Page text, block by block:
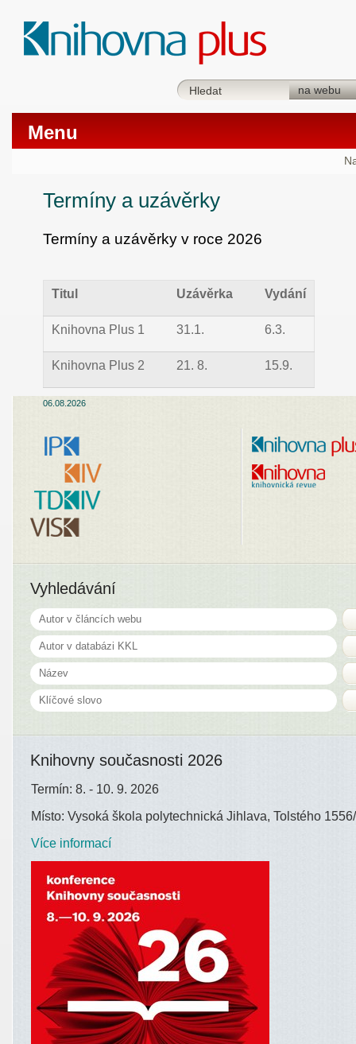
Menu
Termíny a uzávěrky
Termíny a uzávěrky v roce 2026
Titul Uzávěrka Vydání
Knihovna Plus 1 31.1. 6.3.
Knihovna Plus 2 21. 8. 15.9.
06.08.2026
Vyhledávání
Knihovny současnosti 2026
Termín: 8. - 10. 9. 2026
Místo: Vysoká škola polytechnická Jihlava, Tolstého
Více informací